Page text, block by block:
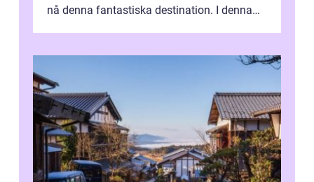
nå denna fantastiska destination. I denna